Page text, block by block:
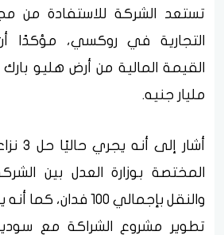
تستعد الشركة للاستفادة من
التجارية في روكسي، مؤكدًا
مليار جنيه.
أشار
المختصة بوزارة العدل بين
والنقل بإجمالي 100
تطوير مشروع الشراكة مع